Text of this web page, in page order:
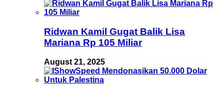
Ridwan Kamil Gugat Balik Lisa
Mariana Rp 105 Miliar
August 21, 2025